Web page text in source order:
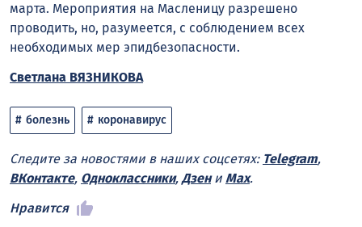
марта. Мероприятия на Масленицу разрешено
проводить, но, разумеется, с соблюдением всех
необходимых мер эпидбезопасности.
Светлана ВЯЗНИКОВА
болезнь коронавирус
Следите за новостями в наших соцсетях: Telegram,
ВКонтакте, Одноклассники, Дзени Max.
Нравится